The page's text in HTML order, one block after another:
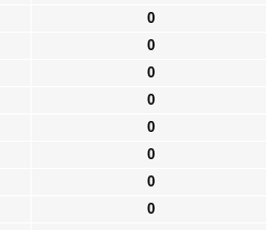
0
0
0
0
0
0
0
0